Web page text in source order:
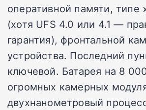
оперативной памяти, типе
(хотя UFS 4.0 или 4.1 —
гарантия), фронтальной
устройства. Последний
ключевой. Батарея на 8
огромных камерных
двухнанометровый